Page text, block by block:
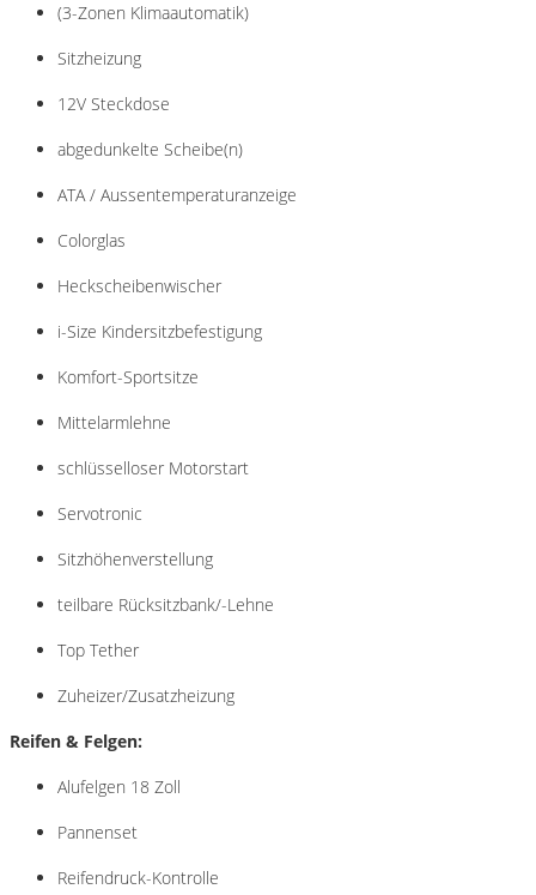
(3-Zonen Klimaautomatik)
Sitzheizung
12V Steckdose
abgedunkelte Scheibe(n)
ATA / Aussentemperaturanzeige
Colorglas
Heckscheibenwischer
i-Size Kindersitzbefestigung
Komfort-Sportsitze
Mittelarmlehne
schlüsselloser Motorstart
Servotronic
Sitzhöhenverstellung
teilbare Rücksitzbank/-Lehne
Top Tether
Zuheizer/Zusatzheizung
Reifen & Felgen:
Alufelgen 18 Zoll
Pannenset
Reifendruck-Kontrolle